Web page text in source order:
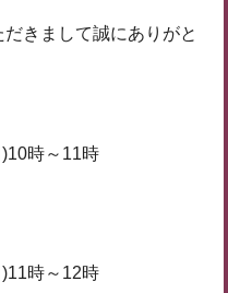
きまして誠にありがと
時～11時
時～12時